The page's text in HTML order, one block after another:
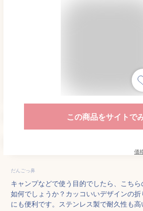
この商品をサイトで
価
だんごっ鼻
キャンプなどで使う目的でしたら、こち
如何でしょうか？カッコいいデザインの
にも便利です。ステンレス製で耐久性も高